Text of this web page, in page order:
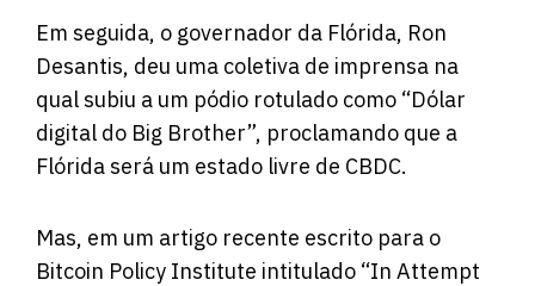
Em seguida, o governador da Flórida, Ron
Desantis, deu uma coletiva de imprensa na
qual subiu a um pódio rotulado como “Dólar
digital do Big Brother”, proclamando que a
Flórida será um estado livre de CBDC.
Mas, em um artigo recente escrito para o
Bitcoin Policy Institute intitulado “In Attempt